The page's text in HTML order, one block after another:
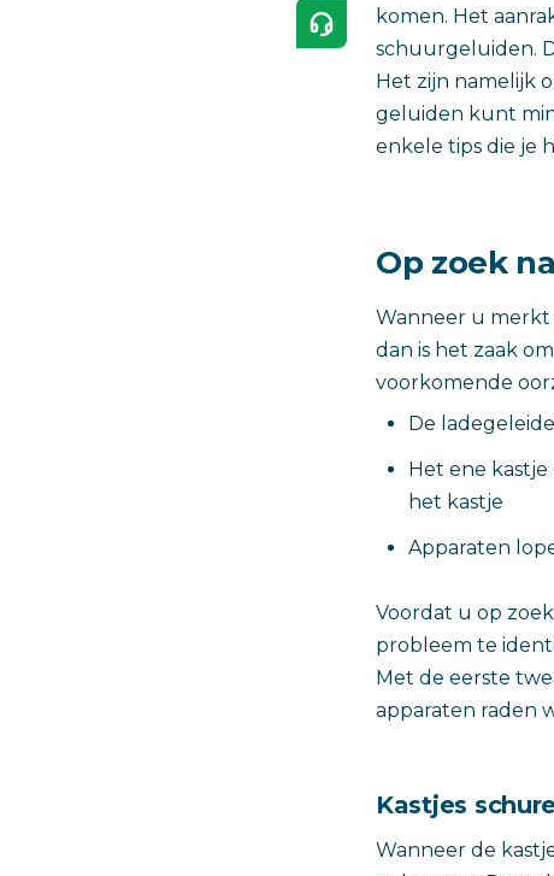
komen. Het
schuurgeluiden.
Het zijn namelijk
geluiden kunt
enkele tips die je
Op zoek
Wanneer u
dan is het zaak
voorkomende
De
Het ene
het kastje
Apparaten
Voordat u op
probleem te
Met de eerste
apparaten raden
Kastjes
Wanneer de